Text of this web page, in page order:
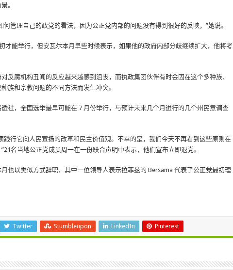
。
何管理自己的政党的看法，因为公正党内部的问题没有得到很好的反映，”她说。
才能举行，但安瓦尔本月早些时候表示，如果他的政府内部分歧继续扩大，他将考
反腐机构丑闻的反应越来越感到沮丧，而执政集团伙伴有时会因在这个多种族、
族和宗教问题的不同方法而发生冲突。
社，全国选举最早可能在 7 月份举行，与预计未来几个月进行的几个州民意调查
践行它向人民宣扬的改革和民主价值观。不幸的是，我们今天不再看到这些原则在
名当地公正党成员周一在一份联合声明中表示，他们宣布立即退党。
也以类似方式辞职，其中一位领导人表示拉菲兹的 Bersama 代表了公正党最初理
Twitter Stumbleupon LinkedIn Pinterest